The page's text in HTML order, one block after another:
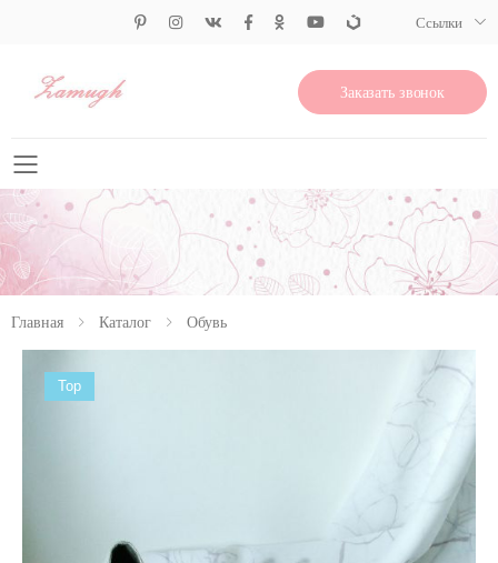
Ссылки
Заказать звонок
Свернуть меню
Главная Каталог Обувь
Top